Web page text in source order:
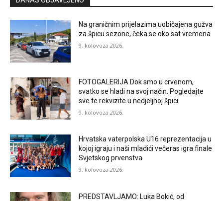
Na graničnim prijelazima uobičajena gužva
za špicu sezone, čeka se oko sat vremena
9. kolovoza 2026.
FOTOGALERIJA Dok smo u crvenom,
svatko se hladi na svoj način. Pogledajte
sve te rekvizite u nedjeljnoj špici
9. kolovoza 2026.
Hrvatska vaterpolska U16 reprezentacija u
kojoj igraju i naši mladići večeras igra finale
Svjetskog prvenstva
9. kolovoza 2026.
PREDSTAVLJAMO: Luka Bokić, od